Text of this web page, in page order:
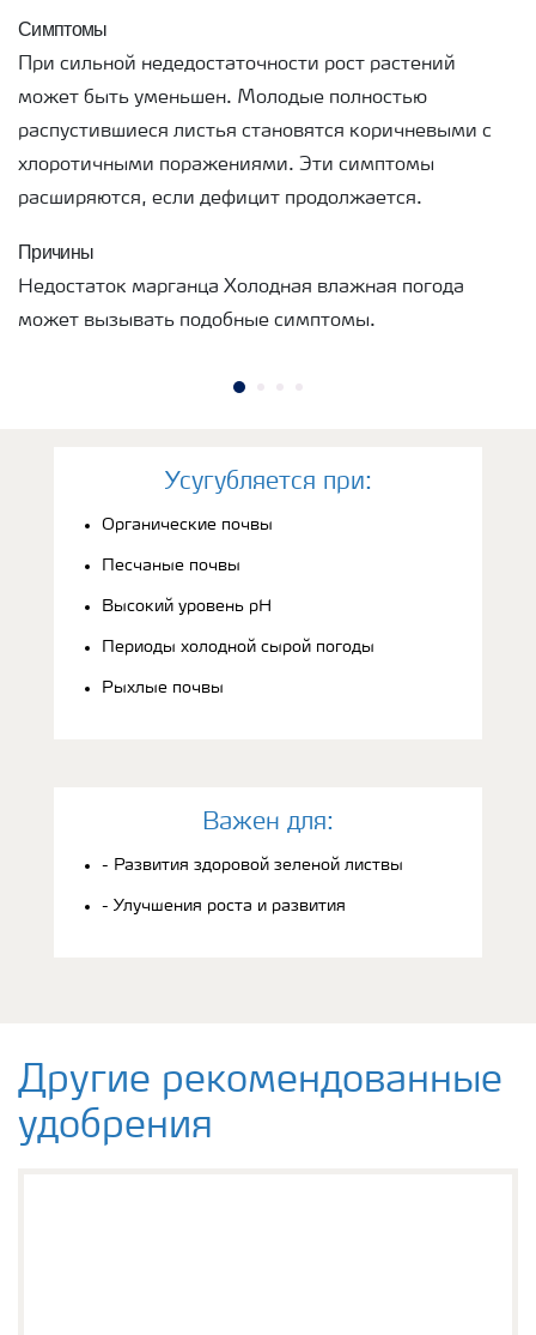
Симптомы
При сильной недедостаточности рост растений
может быть уменьшен. Молодые полностью
распустившиеся листья становятся коричневыми с
хлоротичными поражениями. Эти симптомы
расширяются, если дефицит продолжается.
Причины
Недостаток марганца Холодная влажная погода
может вызывать подобные симптомы.
Усугубляется при:
Органические почвы
Песчаные почвы
Высокий уровень рН
Периоды холодной сырой погоды
Рыхлые почвы
Bажен для:
- Развития здоровой зеленой листвы
- Улучшения роста и развития
Другие рекомендованные
удобрения